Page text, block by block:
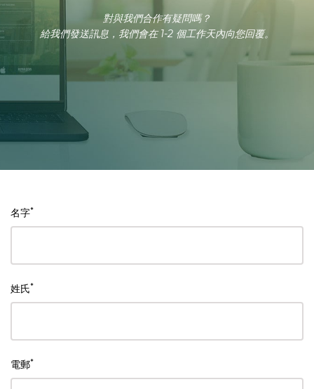
對與我們合作有疑問嗎？
給我們發送訊息，我們會在 1-2 個工作天內向您回覆。
名字*
姓氏*
電郵*